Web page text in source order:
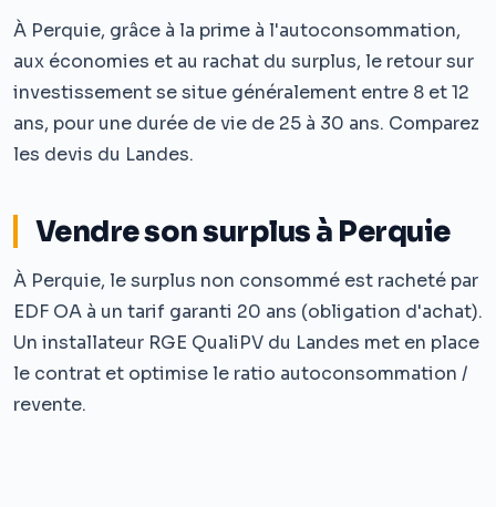
À Perquie, grâce à la prime à l'autoconsommation,
aux économies et au rachat du surplus, le retour sur
investissement se situe généralement entre 8 et 12
ans, pour une durée de vie de 25 à 30 ans. Comparez
les devis du Landes.
Vendre son surplus à Perquie
À Perquie, le surplus non consommé est racheté par
EDF OA à un tarif garanti 20 ans (obligation d'achat).
Un installateur RGE QualiPV du Landes met en place
le contrat et optimise le ratio autoconsommation /
revente.